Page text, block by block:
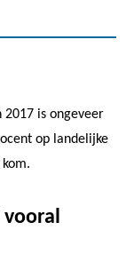
is ongeveer
op landelijke
vooral